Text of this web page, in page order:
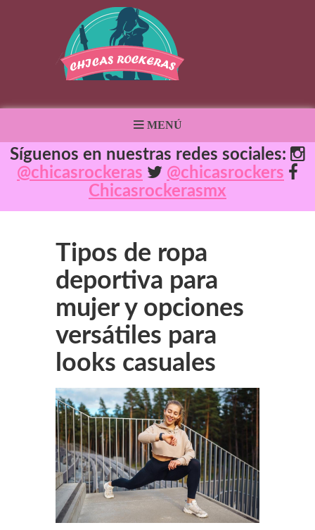
MENÚ
Síguenos en nuestras redes sociales:
@chicasrockeras
@chicasrockers
Chicasrockerasmx
Tipos de ropa
deportiva para
mujer y opciones
versátiles para
looks casuales